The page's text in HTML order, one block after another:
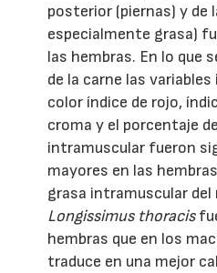
posterior (piernas) y de
especialmente grasa)
las hembras. En lo que
de la carne las
color índice de rojo,
croma y el porcentaje
intramuscular fueron
mayores en las
grasa intramuscular del
Longissimus thoracis
hembras que en los
traduce en una mejor